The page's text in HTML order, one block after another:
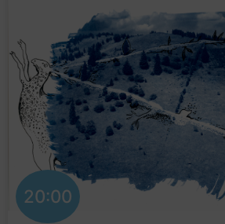
20:00